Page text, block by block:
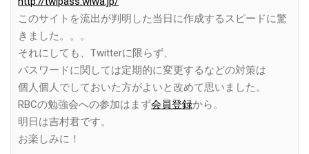
このサイトを流出が判明した当日に作成するスピードに驚
きました。。。
それにしても、Twitterに限らず、
パスワードに関しては定期的に変更するなどの対策は
個人個人でしておいた方がよいと改めて思いました。
RBCの勉強会への参加はまず会員登録から。
明日は吉村君です。
お楽しみに！